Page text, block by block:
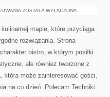
EKO
AKCESORIA
ZOSTAŁA WYŁĄCZONA
mapie, które przyciąga
rozwiązania. Strona
bistro, w którym posiłki
ale również tworzone z
która może zainteresować gości,
na co dzień. Polecam Techniki